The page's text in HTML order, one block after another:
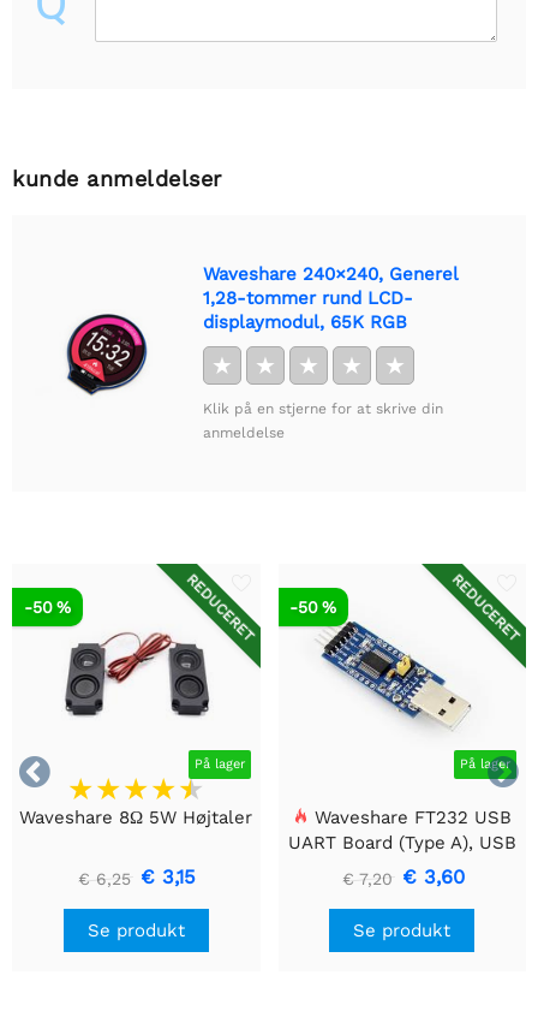
kunde anmeldelser
Waveshare 240×240, Generel
1,28-tommer rund LCD-
displaymodul, 65K RGB
★ ★ ★ ★ ★
Klik på en stjerne for at skrive din
anmeldelse


REDUCERET
På lager
-50 %
Waveshare 8Ω 5W Højtaler
€ 6,25 € 3,15
Se produkt
REDUCERET
På lager
-50 %
Waveshare FT232 USB
UART Board (Type A), USB
til TTL (UART)
kommunikationsmodul
€ 7,20 € 3,60
Se produkt